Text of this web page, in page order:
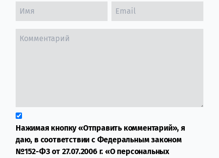
Нажимая кнопку «Отправить комментарий», я
даю, в соответствии с Федеральным законом
№152-ФЗ от 27.07.2006 г. «О персональных